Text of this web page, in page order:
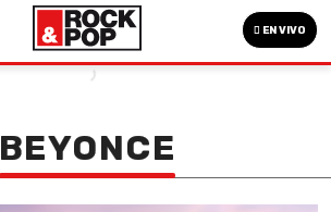
EN VIVO
BEYONCE